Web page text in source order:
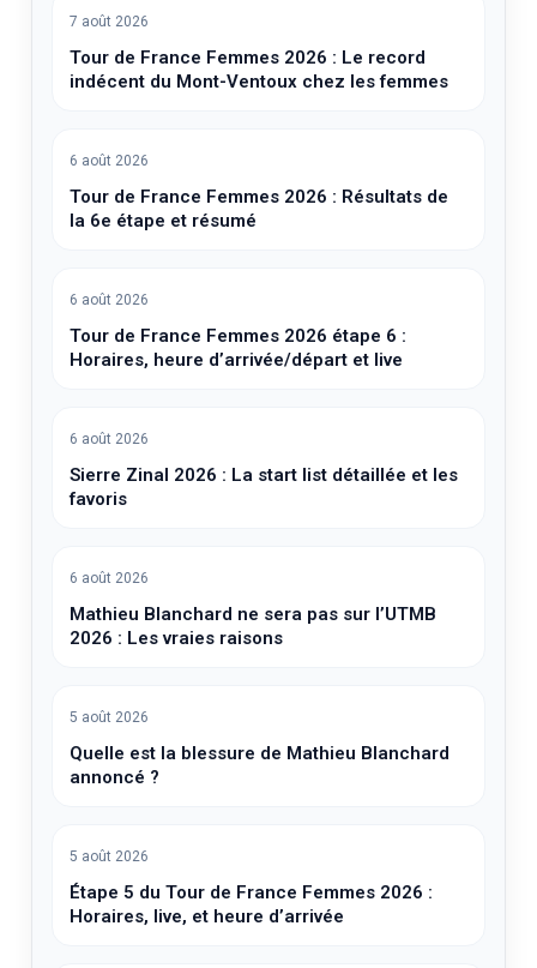
7 août 2026
Tour de France Femmes 2026 : Le record
indécent du Mont-Ventoux chez les femmes
6 août 2026
Tour de France Femmes 2026 : Résultats de
la 6e étape et résumé
6 août 2026
Tour de France Femmes 2026 étape 6 :
Horaires, heure d’arrivée/départ et live
6 août 2026
Sierre Zinal 2026 : La start list détaillée et les
favoris
6 août 2026
Mathieu Blanchard ne sera pas sur l’UTMB
2026 : Les vraies raisons
5 août 2026
Quelle est la blessure de Mathieu Blanchard
annoncé ?
5 août 2026
Étape 5 du Tour de France Femmes 2026 :
Horaires, live, et heure d’arrivée